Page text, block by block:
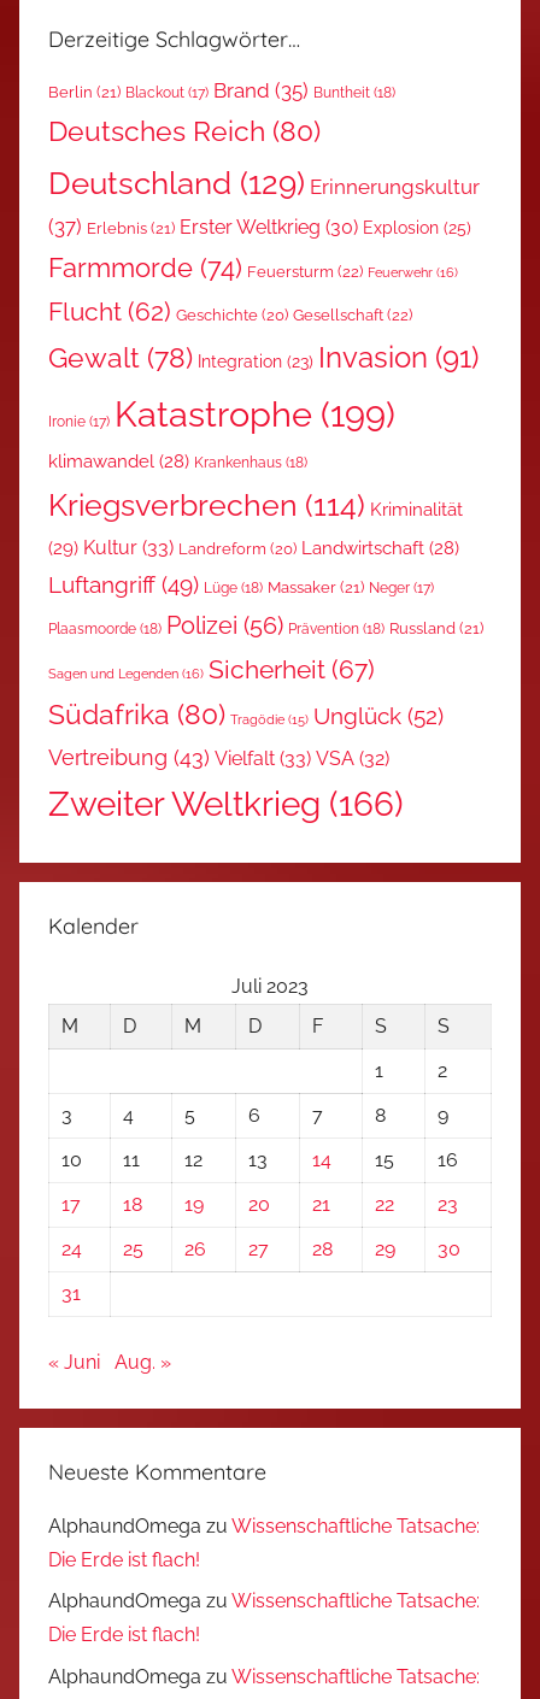
Derzeitige Schlagwörter…
Berlin (21) Blackout (17) Brand (35) Buntheit (18)
Deutsches Reich (80)
Deutschland (129) Erinnerungskultur
(37) Erlebnis (21) Erster Weltkrieg (30) Explosion (25)
Farmmorde (74) Feuersturm (22) Feuerwehr (16)
Flucht (62) Geschichte (20) Gesellschaft(22)
Gewalt (78) Integration (23) Invasion (91)
Ironie (17) Katastrophe (199)
klimawandel (28) Krankenhaus (18)
Kriegsverbrechen (114) Kriminalität
(29) Kultur (33) Landreform (20) Landwirtschaft (28)
Luftangriff (49) Lüge (18) Massaker (21) Neger (17)
Plaasmoorde (18) Polizei (56) Prävention (18) Russland (21)
Sagen und Legenden (16) Sicherheit (67)
Südafrika (80) Tragödie (15) Unglück (52)
Vertreibung (43) Vielfalt (33) VSA (32)
Zweiter Weltkrieg (166)
Kalender
Juli 2023
M
D M D F S
S
1
2
3
4 5 6 7 8
9
10
11 12 13 14 15
16
17
18 19 20 21 22
23
24
25 26 27 28 29
30
31
« Juni Aug. »
Neueste Kommentare
AlphaundOmega zu Wissenschaftliche Tatsache:
Die Erde ist flach!
AlphaundOmega zu Wissenschaftliche Tatsache:
Die Erde ist flach!
AlphaundOmega zu Wissenschaftliche Tatsache: